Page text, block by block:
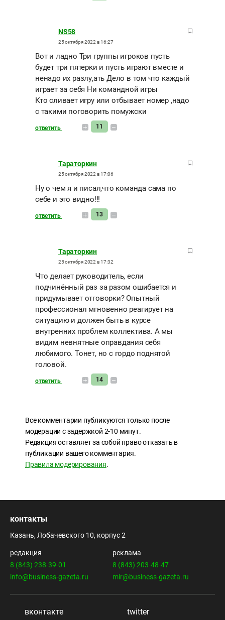
NS58
25 октября 2022 в 16:27
Вот и ладно Три группы игроков пусть
будет три пятерки и пусть играют вместе и
ненадо их разлу,ать Дело в том что каждый
играет за себя Ни командной игры
Кто сливает игру или отбывает номер ,надо
с такими поговорить помужски
ответить 11
Тараторкин
25 октября 2022 в 17:06
Ну о чем я и писал,что команда сама по
себе и это видно!!!
ответить 13
Тараторкин
25 октября 2022 в 17:32
Что делает руководитель, если
подчинённый раз за разом ошибается и
придумывает отговорки? Опытный
профессионал мгновенно реагирует на
ситуацию и должен быть в курсе
внутренних проблем коллектива. А мы
видим невнятные оправдания себя
любимого. Тонет, но с гордо поднятой
головой.
ответить 14
Все комментарии публикуются только после
модерации с задержкой 2-10 минут.
Редакция оставляет за собой право отказать в
публикации вашего комментария.
Правила модерирования.
контакты
Казань, Лобачевского 10, корпус 2
редакция
8 (843) 238-39-01
info@business-gazeta.ru
реклама
8 (843) 203-48-47
mir@business-gazeta.ru
вконтакте twitter